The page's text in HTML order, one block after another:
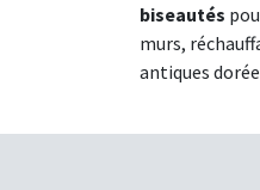
biseautés
murs,
antiques